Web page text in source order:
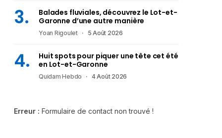
Balades fluviales, découvrez le Lot-et-
Garonne d’une autre manière
Yoan Rigoulet 5 Août 2026
Huit spots pour piquer une tête cet été
en Lot-et-Garonne
Quidam Hebdo 4 Août 2026
Erreur : Formulaire de contact non trouvé !